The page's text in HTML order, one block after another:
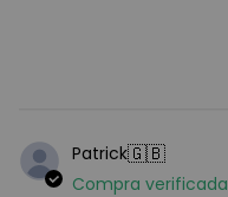
Patrick🇬🇧
Compra verificada